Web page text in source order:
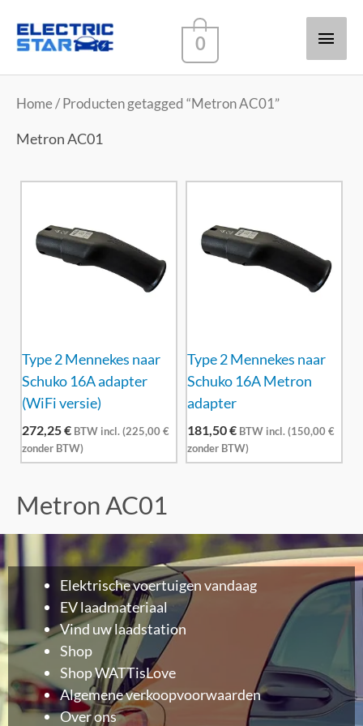
0
Home/ Producten getagged “Metron AC01”
Metron AC01
Type 2 Mennekes naar
Schuko 16A adapter
(WiFi versie)
272,25€ BTW incl. (225,00€
zonder BTW)
Type 2 Mennekes naar
Schuko 16A Metron
adapter
181,50€ BTW incl. (150,00€
zonder BTW)
Metron AC01
Elektrische voertuigen vandaag
EV laadmateriaal
Vind uw laadstation
Shop
Shop WATTisLove
Algemene verkoopvoorwaarden
Over ons